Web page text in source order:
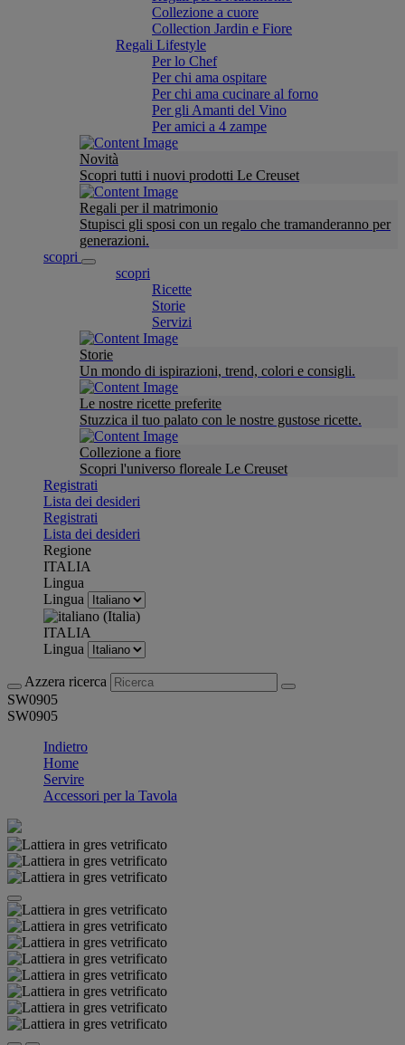
Collezione a cuore
Collection Jardin e Fiore
Regali Lifestyle
Per lo Chef
Per chi ama ospitare
Per chi ama cucinare al forno
Per gli Amanti del Vino
Per amici a 4 zampe
Novità
Scopri tutti i nuovi prodotti Le Creuset
Regali per il matrimonio
Stupisci gli sposi con un regalo che tramanderanno per
generazioni.
scopri
scopri
Ricette
Storie
Servizi
Storie
Un mondo di ispirazioni, trend, colori e consigli.
Le nostre ricette preferite
Stuzzica il tuo palato con le nostre gustose ricette.
Collezione a fiore
Scopri l'universo floreale Le Creuset
Registrati
Lista dei desideri
Registrati
Lista dei desideri
Regione
ITALIA
Lingua
Lingua
ITALIA
Lingua
Azzera ricerca
SW0905
SW0905
Indietro
Home
Servire
Accessori per la Tavola